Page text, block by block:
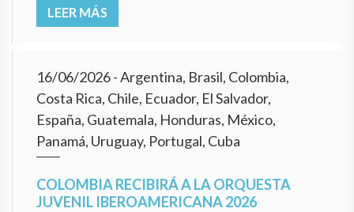
LEER MÁS
16/06/2026- Argentina, Brasil, Colombia,
Costa Rica, Chile, Ecuador, El Salvador,
España, Guatemala, Honduras, México,
Panamá, Uruguay, Portugal, Cuba
COLOMBIA RECIBIRÁ A LA ORQUESTA
JUVENIL IBEROAMERICANA 2026